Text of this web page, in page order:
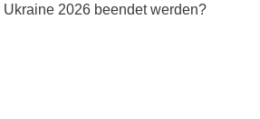
2026 beendet werden?